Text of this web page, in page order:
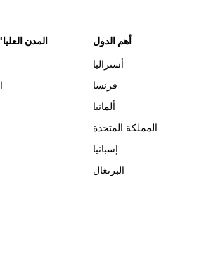
"المدن
أهم الدول
أستراليا
فرنسا
ألمانيا
المملكة المتحدة
إسبانيا
البرتغال